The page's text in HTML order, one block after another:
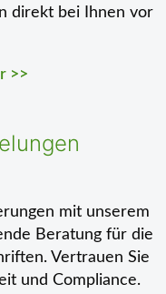
direkt bei Ihnen vor
>>
mit unserem
Beratung für die
Vertrauen Sie
und Compliance.